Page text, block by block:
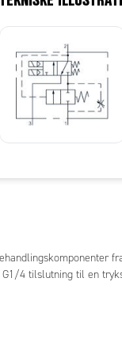
4 tilslutning til en